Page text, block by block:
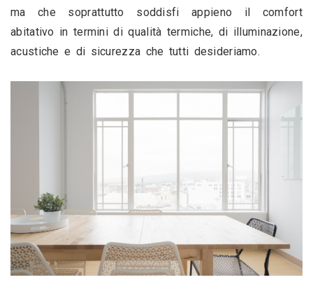
ma che soprattutto soddisfi appieno il comfort
abitativo in termini di qualità termiche, di illuminazione,
acustiche e di sicurezza che tutti desideriamo.